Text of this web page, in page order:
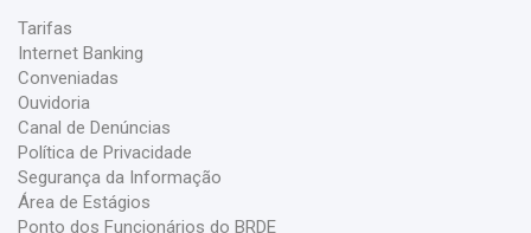
Tarifas
Internet Banking
Conveniadas
Ouvidoria
Canal de Denúncias
Política de Privacidade
Segurança da Informação
Área de Estágios
Ponto dos Funcionários do BRDE